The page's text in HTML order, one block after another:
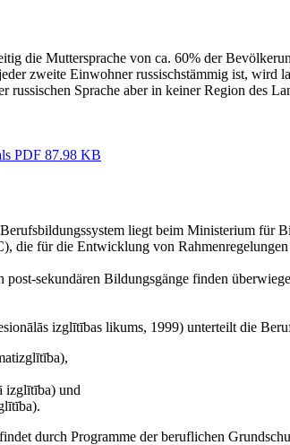
die Muttersprache von ca. 60% der
zweite Einwohner russischstämmig ist,
russischen Sprache aber in keiner Region des
PDF 87.98 KB
liegt beim Ministerium
die für die Entwicklung von
sekundären Bildungsgänge finden
izglītības likums, 1999) unterteilt die
izglītība) und
durch Programme der beruflichen